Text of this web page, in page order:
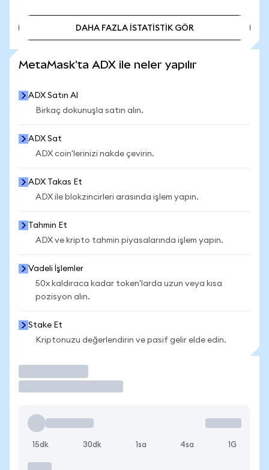
DAHA FAZLA İSTATİSTİK GÖR
MetaMask'ta ADX ile neler yapılır
ADX Satın Al
Birkaç dokunuşla satın alın.
ADX Sat
ADX coin'lerinizi nakde çevirin.
ADX Takas Et
ADX ile blokzincirleri arasında işlem yapın.
Tahmin Et
ADX ve kripto tahmin piyasalarında işlem yapın.
Vadeli İşlemler
50x kaldıraca kadar token'larda uzun veya kısa
pozisyon alın.
Stake Et
Kriptonuzu değerlendirin ve pasif gelir elde edin.
15dk 30dk 1sa 4sa 1G